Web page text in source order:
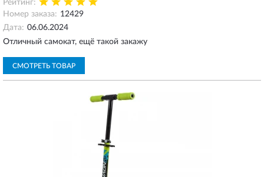
Рейтинг:
Номер заказа: 12429
Дата: 06.06.2024
Отличный самокат, ещё такой закажу
СМОТРЕТЬ ТОВАР